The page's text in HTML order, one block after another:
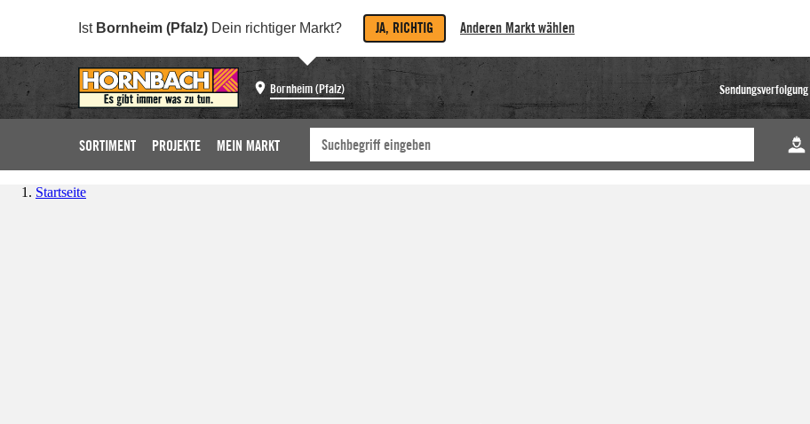
Ist Bornheim (Pfalz) Dein richtiger Markt? JA, RICHTIG Anderen Markt wählen
Bornheim (Pfalz) Sendungsverfolgung
SORTIMENT PROJEKTE MEIN MARKT
Startseite